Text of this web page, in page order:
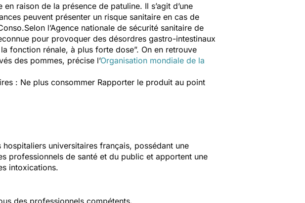
raison de la présence de patuline. Il s’agit d’une
peuvent présenter un risque sanitaire en cas de
l’Agence nationale de sécurité sanitaire de
pour provoquer des désordres gastro-intestinaux
fonction rénale, à plus forte dose”. On en retrouve
des pommes, précise l’Organisation mondiale de la
: Ne plus consommer Rapporter le produit au point
universitaires français, possédant une
professionnels de santé et du public et apportent une
intoxications.
des professionnels compétents.